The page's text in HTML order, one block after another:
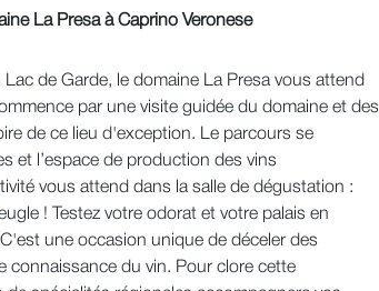
La Presa à Caprino Veronese
de Garde, le domaine La Presa vous attend
par une visite guidée du domaine et des
de ce lieu d'exception. Le parcours se
et l’espace de production des vins
vous attend dans la salle de dégustation :
! Testez votre odorat et votre palais en
une occasion unique de déceler des
connaissance du vin. Pour clore cette